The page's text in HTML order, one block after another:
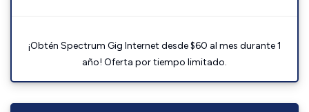
¡Obtén Spectrum Gig Internet desde $60 al mes durante 1
año! Oferta por tiempo limitado.